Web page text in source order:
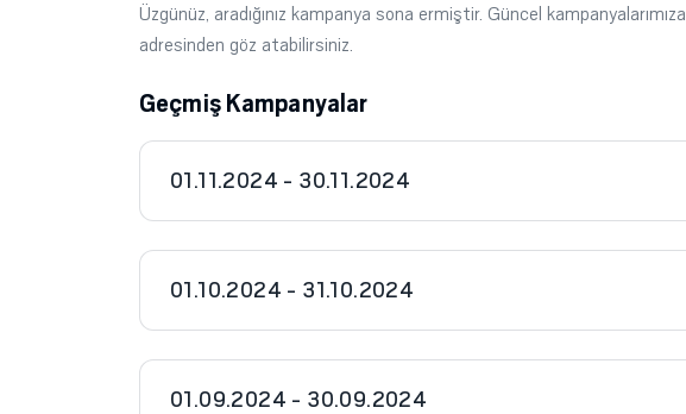
Üzgünüz, aradığınız kampanya sona ermiştir. Güncel kampanyalarımıza
adresinden göz atabilirsiniz.
Geçmiş Kampanyalar
01.11.2024 - 30.11.2024
01.10.2024 - 31.10.2024
01.09.2024 - 30.09.2024